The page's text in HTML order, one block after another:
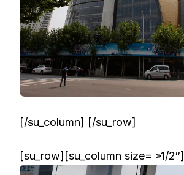
[/su_column] [/su_row]
[su_row][su_column size= »1/2″]